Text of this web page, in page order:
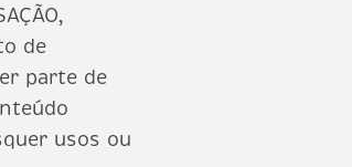
de
parte de
usos ou